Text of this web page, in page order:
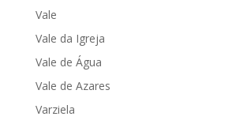
Vale
Vale da Igreja
Vale de Água
Vale de Azares
Varziela